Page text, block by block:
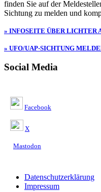
finden Sie auf der
Sichtung zu melden und
» INFOSEITE ÜBER LICHTER
» UFO/UAP-SICHTUNG
Social Media
Facebook
X
Mastodon
Datenschutzerklärung
Impressum